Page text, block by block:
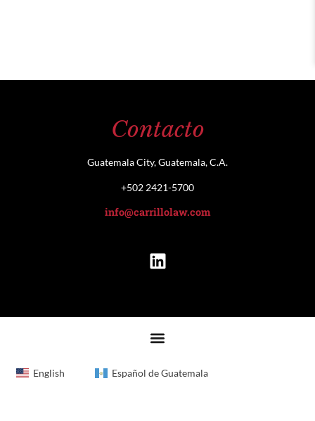
Contacto
Guatemala City, Guatemala, C.A.
+502 2421-5700
info@carrillolaw.com
English Español de Guatemala